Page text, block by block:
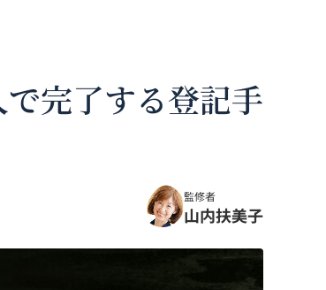
完了する登記手
監修者
山内扶美子